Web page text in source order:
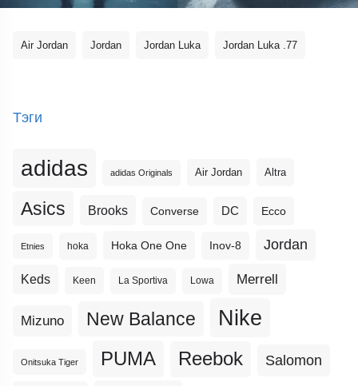
Air Jordan Jordan Jordan Luka Jordan Luka .77
Тэги
adidas adidas Originals Air Jordan Altra
Asics Brooks Converse DC Ecco
Etnies hoka Hoka One One Inov-8 Jordan
Keds Keen La Sportiva Lowa Merrell
Mizuno New Balance Nike
Onitsuka Tiger PUMA Reebok Salomon